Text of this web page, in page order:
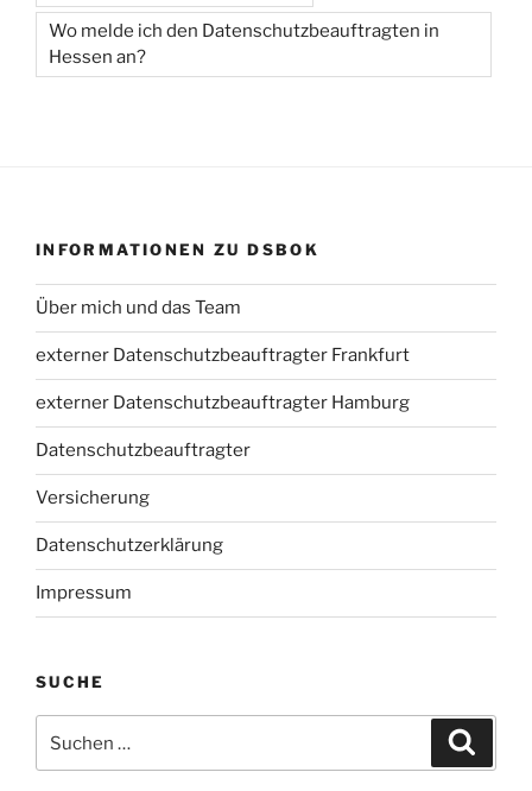
Wo melde ich den Datenschutzbeauftragten in
Hessen an?
INFORMATIONEN ZU DSBOK
Über mich und das Team
externer Datenschutzbeauftragter Frankfurt
externer Datenschutzbeauftragter Hamburg
Datenschutzbeauftragter
Versicherung
Datenschutzerklärung
Impressum
SUCHE
nach: